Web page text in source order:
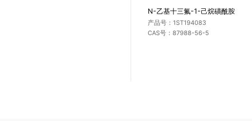
N-乙基十三氟-1-己烷磺酰胺
产品号：1ST194083
CAS号：87988-56-5